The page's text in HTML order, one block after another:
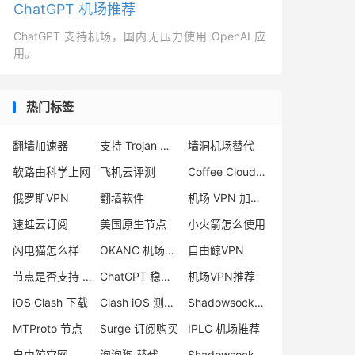
ChatGPT 机场推荐
ChatGPT 支持机场，国内无压力使用 OpenAI 应
用。
热门标签
翻墙加速器 支持 Trojan 的机场推荐
墙洞机场替代
软路由科学上网
飞机云评测
Coffee Cloud 机场怎么样
俄罗斯VPN
翻墙软件
机场 VPN 加速器
速蛙云订阅
美国原生节点
小火箭怎么使用
闪电猫怎么样
OKANC 机场怎么样
自由鲸VPN
节点是否支持 UDP
ChatGPT 稳定机场
机场VPN推荐
iOS Clash 下载
Clash iOS 测试版
Shadowsocks 日本节点
MTProto 节点
Surge 订阅购买
IPLC 机场推荐